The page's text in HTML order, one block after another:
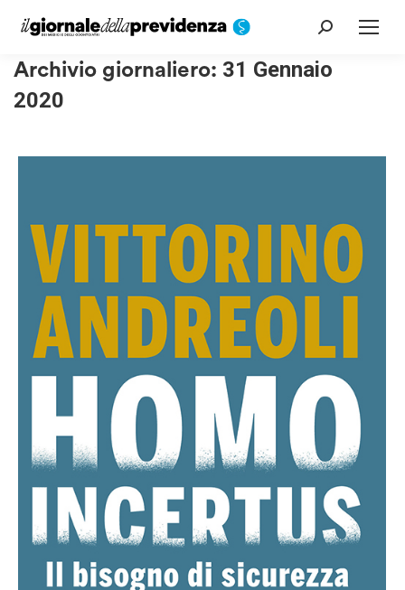
Cerca:
Archivio giornaliero: 31 Gennaio
2020